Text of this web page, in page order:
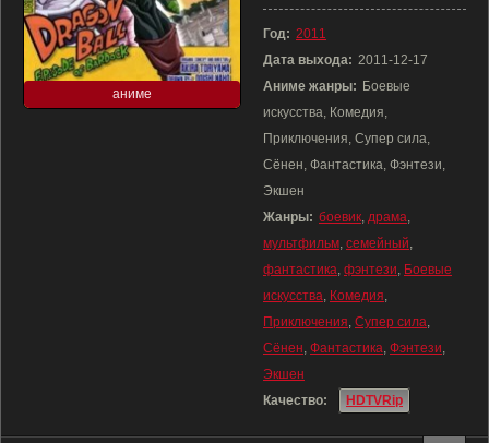
аниме
Год: 2011
Дата выхода: 2011-12-17
Аниме жанры: Боевые
искусства, Комедия,
Приключения, Супер сила,
Сёнен, Фантастика, Фэнтези,
Экшен
Жанры: боевик, драма,
мультфильм, семейный,
фантастика, фэнтези, Боевые
искусства, Комедия,
Приключения, Супер сила,
Сёнен, Фантастика, Фэнтези,
Экшен
Качество:
HDTVRip